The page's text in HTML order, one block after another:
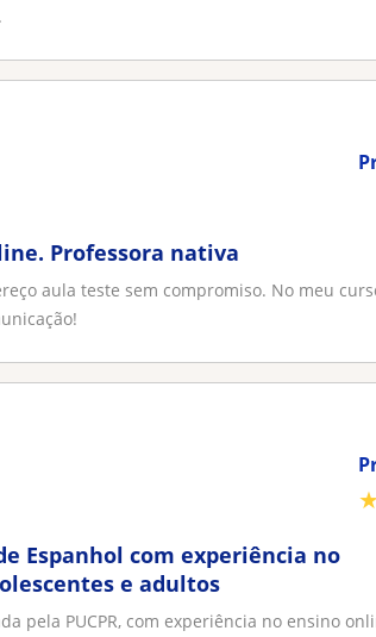
Professora nativa
aula teste sem compromiso. No meu
Espanhol com experiência no
e adultos
pela PUCPR, com experiência no ensino